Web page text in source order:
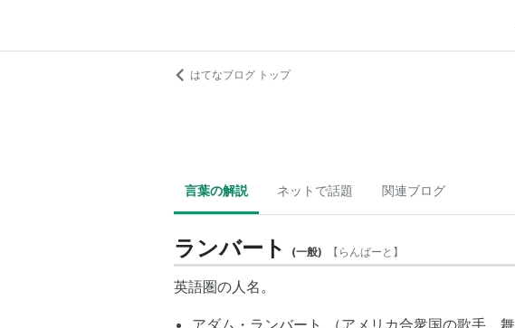
はてなブログ トップ
言葉の解説 ネットで話題 関連ブログ
ランバート (一般) 【 らんばーと 】
英語圏の人名。
アダム・ランバート
（アメリカ合衆国の歌手、舞